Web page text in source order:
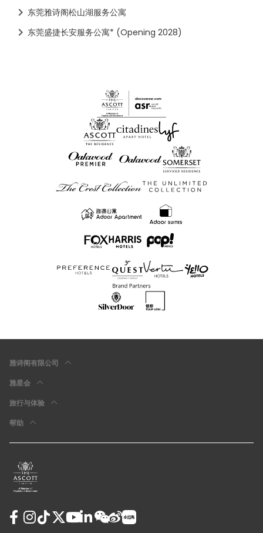
东莞雅诗阁松山湖服务公寓
东莞盛捷长安服务公寓* (Opening 2028)
雅诗阁有限公司
雅星会
旅行与体验
帮助